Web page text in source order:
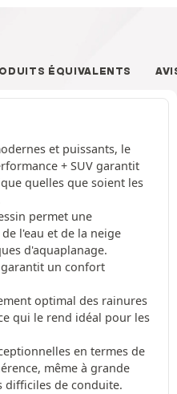
ÉQUIVALENTS
et puissants, le
+ SUV garantit
quelles que soient les
permet une
l'eau et de la neige
d'aquaplanage.
un confort
optimal des rainures
qui le rend idéal pour les
en termes de
même à grande
difficiles de conduite.